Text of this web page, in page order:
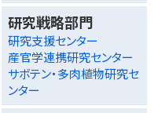
研究戦略部門
研究支援センター
産官学連携研究センター
サボテン・多肉植物研究セ
ンター